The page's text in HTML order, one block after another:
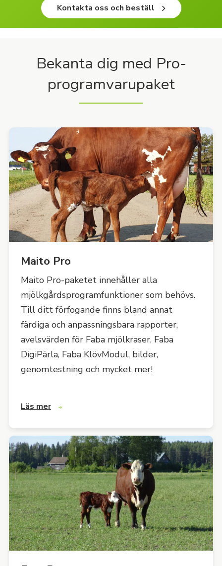
Kontakta oss och beställ
Bekanta dig med Pro-
programvarupaket
Maito Pro
Maito Pro-paketet innehåller alla
mjölkgårdsprogramfunktioner som behövs.
Till ditt förfogande finns bland annat
färdiga och anpassningsbara rapporter,
avelsvärden för Faba mjölkraser, Faba
DigiPärla, Faba KlövModul, bilder,
genomtestning och mycket mer!
Läs mer